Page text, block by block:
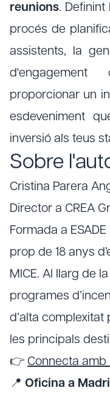
reunions.
procés de
assistents, la
proporcionar un
esdeveniment
inversió als teus
Sobre
Cristina Parera
Director a CREA
Formada a
prop de 18 anys
MICE. Al llarg de
programes
d’alta complexitat
les principals
👉 Connecta amb
📍 Oficina a